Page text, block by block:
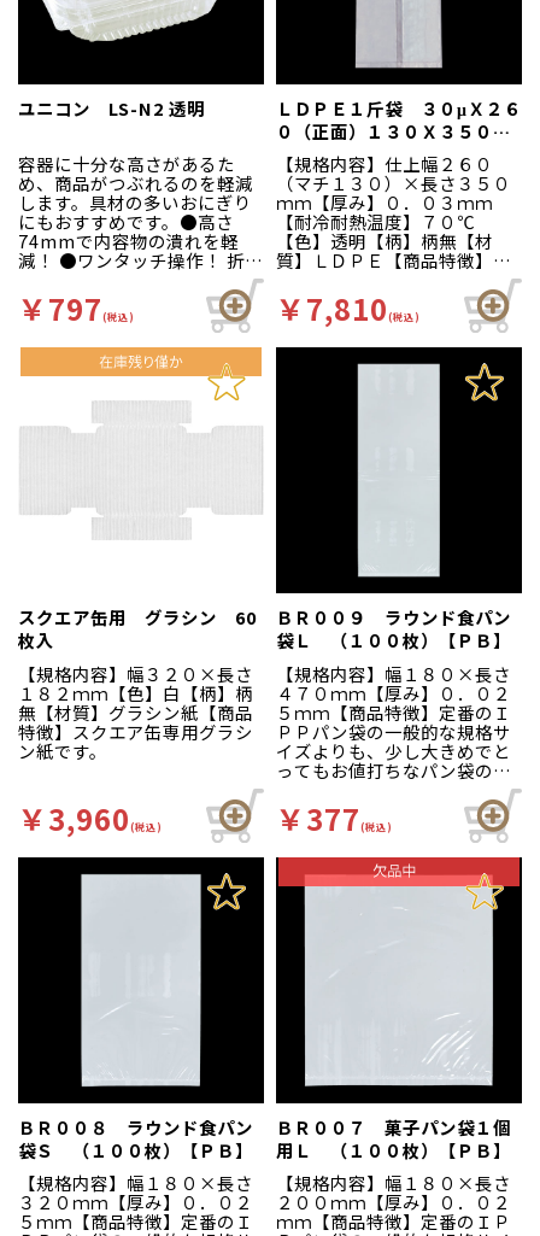
ユニコン LS-N2 透明
容器に十分な高さがあるた
め、商品がつぶれるのを軽減
します。具材の多いおにぎり
にもおすすめです。●高さ
74mmで内容物の潰れを軽
減！ ●ワンタッチ操作！ 折蓋
嵌合構造で作業性抜群。 ●リ
ブ形状で強度を確保！
￥797(税込)
ＬＤＰＥ１斤袋 ３０μＸ２６
０（正面）１３０Ｘ３５０Ｇ
Ｚ １００枚入
【規格内容】仕上幅２６０
（マチ１３０）×長さ３５０
ｍｍ【厚み】０．０３ｍｍ
【耐冷耐熱温度】７０℃
【色】透明【柄】柄無【材
質】ＬＤＰＥ【商品特徴】高
０％使用。耐寒性に優れ冷凍
時の破損を防ぎます。通販な
どにもご利用いただくことが
できます。
￥7,810(税込)
スクエア缶用 グラシン 60
枚入
【規格内容】幅３２０×長さ
１８２ｍｍ【色】白【柄】柄
無【材質】グラシン紙【商品
特徴】スクエア缶専用グラシ
ン紙です。
￥3,960(税込)
ＢＲ００９ ラウンド食パン
袋Ｌ （１００枚）【ＰＢ】
【規格内容】幅１８０×長さ
４７０ｍｍ【厚み】０．０２
５ｍｍ【商品特徴】定番のＩ
ＰＰパン袋の一般的な規格サ
イズよりも、少し大きめでと
ってもお値打ちなパン袋のシ
￥377(税込)
ＢＲ００８ ラウンド食パン
袋Ｓ （１００枚）【ＰＢ】
【規格内容】幅１８０×長さ
３２０ｍｍ【厚み】０．０２
５ｍｍ【商品特徴】定番のＩ
ＢＲ００７ 菓子パン袋１個
用Ｌ （１００枚）【ＰＢ】
【規格内容】幅１８０×長さ
２００ｍｍ【厚み】０．０２
ｍｍ【商品特徴】定番のＩＰ